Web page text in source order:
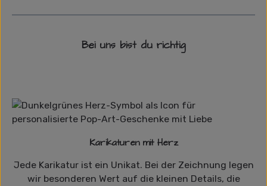
Bei uns bist du richtig
Karikaturen mit Herz
Jede Karikatur ist ein Unikat. Bei der Zeichnung legen
wir besonderen Wert auf die kleinen Details, die